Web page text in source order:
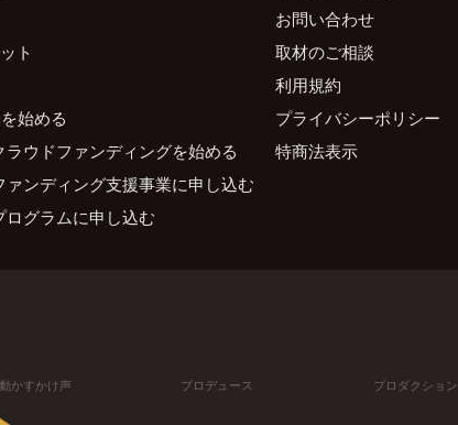
ト
始める
ウドファンディングを始める
ンディング支援事業に申し込む
ログラムに申し込む
お問い合わせ
取材のご相談
利用規約
プライバシーポリシー
特商法表示
かすかけ声 プロデュース プロダクション